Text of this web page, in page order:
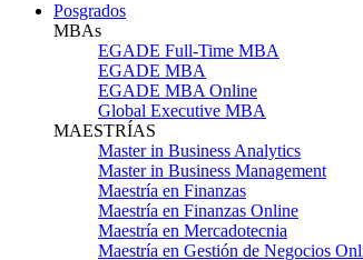
Posgrados
MBAs
EGADE Full-Time MBA
EGADE MBA
EGADE MBA Online
Global Executive MBA
MAESTRÍAS
Master in Business Analytics
Master in Business Management
Maestría en Finanzas
Maestría en Finanzas Online
Maestría en Mercadotecnia
Maestría en Gestión de Negocios